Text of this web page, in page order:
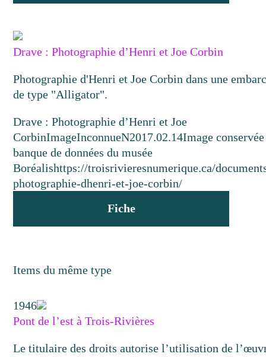
Drave : Photographie d’Henri et Joe Corbin
Photographie d'Henri et Joe Corbin dans une
de type "Alligator".
Drave : Photographie d’Henri et Joe
CorbinImageInconnueN2017.02.14Image
banque de données du musée
Boréalishttps://troisrivieresnumerique.ca/
photographie-dhenri-et-joe-corbin/
Fiche
Items du même type
1946
Pont de l’est à Trois-Rivières
Le titulaire des droits autorise l’utilisation de